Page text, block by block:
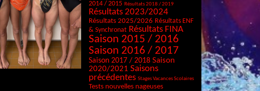
2014 / 2015 Résultats 2018 / 2019
Résultats 2023/2024
Résultats 2025/2026 Résultats ENF
& Synchronat Résultats FINA
Saison 2015 / 2016
Saison 2016 / 2017
Saison 2017 / 2018 Saison
2020/2021 Saisons
précédentes Stages Vacances Scolaires
Tests nouvelles nageuses